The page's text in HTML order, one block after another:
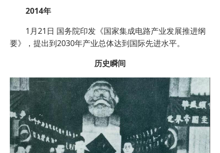
2014年
1月21日 国务院印发《国家集成电路产业发展推进纲
要》，提出到2030年产业总体达到国际先进水平。
历史瞬间